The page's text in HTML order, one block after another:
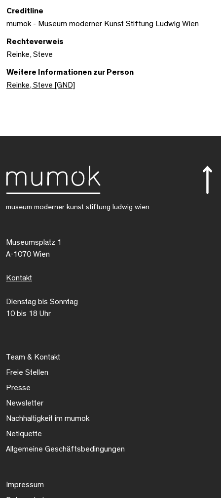
Creditline
mumok - Museum moderner Kunst Stiftung Ludwig Wien
Rechteverweis
Reinke, Steve
Weitere Informationen zur Person
Reinke, Steve [GND]
museum moderner kunst stiftung ludwig wien
Museumsplatz 1
A-1070 Wien
Kontakt
Dienstag bis Sonntag
10 bis 18 Uhr
Team & Kontakt
Freie Stellen
Presse
Newsletter
Nachhaltigkeit im mumok
Netiquette
Allgemeine Geschäftsbedingungen
Impressum